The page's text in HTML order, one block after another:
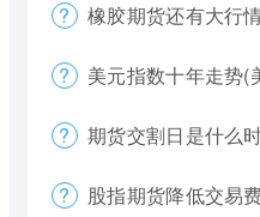
橡胶期货还有大行
美元指数十年走势(
期货交割日是什么时候具体
股指期货降低交易费